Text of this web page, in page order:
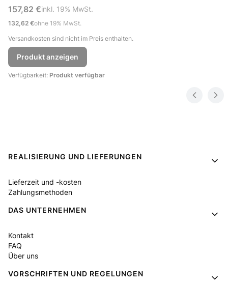
Bruttopreis
157,82 €inkl. %s MwSt.
inkl. 19% MwSt.
Nettopreis
132,62 €ohne 19% MwSt.
Versandkosten sind nicht im Preis enthalten.
Produkt anzeigen
Verfügbarkeit: Produkt verfügbar
Fußzeilenmenü
REALISIERUNG UND LIEFERUNGEN
Lieferzeit und -kosten
Zahlungsmethoden
DAS UNTERNEHMEN
Kontakt
FAQ
Über uns
VORSCHRIFTEN UND REGELUNGEN